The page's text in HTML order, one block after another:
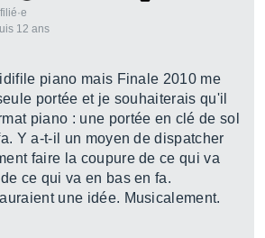
12 ans
piano mais Finale 2010 me
portée et je souhaiterais qu'il
piano : une portée en clé de sol
Y a-t-il un moyen de dispatcher
faire la coupure de ce qui va
ce qui va en bas en fa.
une idée. Musicalement.